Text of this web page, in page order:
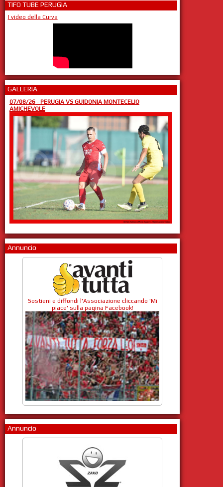
TIFO TUBE PERUGIA
I video della Curva
GALLERIA
07/08/26- PERUGIA VS GUIDONIA MONTECELIO
AMICHEVOLE
Annuncio
Sostieni e diffondi l'Associazione cliccando 'Mi
piace' sulla pagina Facebook!
Annuncio